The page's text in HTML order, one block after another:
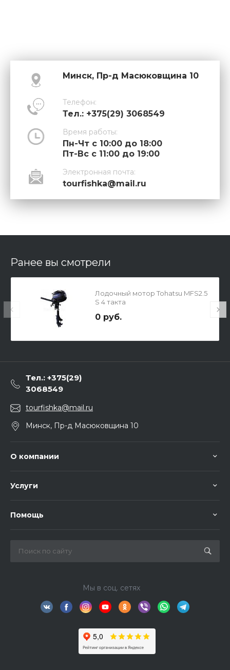
Минск, Пр-д Масюковщина 10
Телефон:
Тел.: +375(29) 3068549
Время работы:
Пн-Чт с 10:00 до 18:00
Пт-Вс с 11:00 до 19:00
Электронная почта:
tourfishka@mail.ru
Ранее вы смотрели
Лодочный мотор Tohatsu MFS2.5
S 4 такта
0 руб.
Тел.: +375(29)
3068549
tourfishka@mail.ru
Минск, Пр-д Масюковщина 10
О компании
Услуги
Помощь
Мы в соц. сетях